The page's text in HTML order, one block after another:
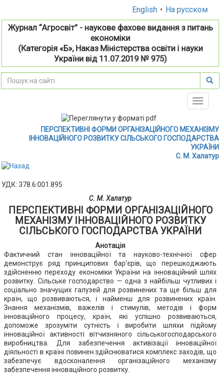
English • На русском
Журнал “Агросвіт” - наукове фахове видання з питань
економіки
(Категорія «Б», Наказ Міністерства освіти і науки
України від 11.07.2019 № 975)
Toggle
ПЕРСПЕКТИВНІ ФОРМИ ОРГАНІЗАЦІЙНОГО МЕХАНІЗМУ
ІННОВАЦІЙНОГО РОЗВИТКУ СІЛЬСЬКОГО ГОСПОДАРСТВА
УКРАЇНИ
С. М. Халатур
УДК: 378.6:001.895
С. М. Халатур
ПЕРСПЕКТИВНІ ФОРМИ ОРГАНІЗАЦІЙНОГО
МЕХАНІЗМУ ІННОВАЦІЙНОГО РОЗВИТКУ
СІЛЬСЬКОГО ГОСПОДАРСТВА УКРАЇНИ
Анотація
Фактичний стан інноваційної та науково-технічної сфер
демонструє ряд принципових бар'єрів, що перешкоджають
здійсненню переходу економіки України на інноваційний шлях
розвитку. Сільське господарство — одна з найбільш чутливих і
соціально значущих галузей для розвинених та ще більш для
країн, що розвиваються, і найменш для розвинених країн.
Знання механізмів, важелів і стимулів, методів і форм
інноваційного процесу, країн, які успішно розвиваються,
допоможе зрозуміти сутність і виробити шляхи підйому
інноваційної активності вітчизняного сільськогосподарського
виробництва. Для забезпечення активізації інноваційної
діяльності в країні повинен здійснюватися комплекс заходів, що
забезпечує вдосконалення організаційного механізму
забезпечення інноваційного розвитку.